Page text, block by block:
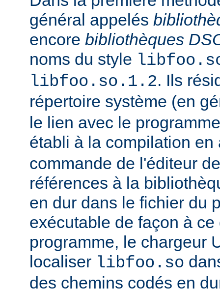
général appelés
encore bibliothèques
noms du style
libfoo.so.1.2. Ils
répertoire système (en
le lien avec le
établi à la compilation
commande de l'éditeur
références à la
en dur dans le fichier du
exécutable de façon à
programme, le chargeur
localiser libfoo.so
des chemins codés en